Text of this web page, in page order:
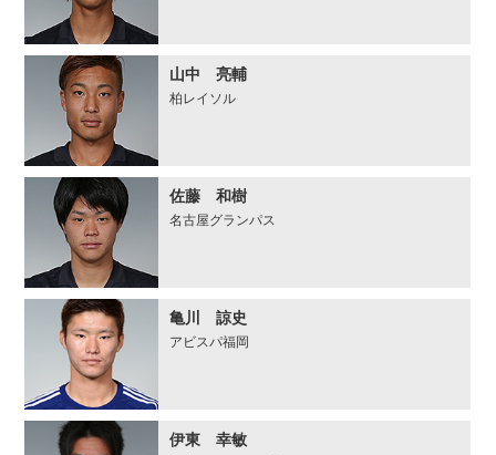
山中 亮輔
柏レイソル
佐藤 和樹
名古屋グランパス
亀川 諒史
アビスパ福岡
伊東 幸敏